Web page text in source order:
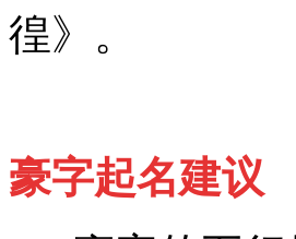
徨》。
豪字起名建议